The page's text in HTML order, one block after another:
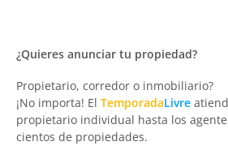
¿Quieres anunciar tu propiedad?
Propietario, corredor o inmobiliario?
¡No importa! El TemporadaLivre
propietario individual hasta los
cientos de propiedades.